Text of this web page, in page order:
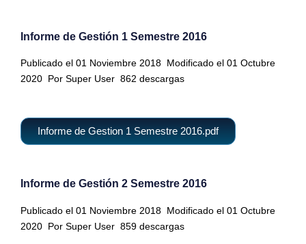
Informe de Gestión 1 Semestre 2016
Publicado el 01 Noviembre 2018 Modificado el 01 Octubre
2020 Por Super User 862 descargas
Informe de Gestion 1 Semestre 2016.pdf
Informe de Gestión 2 Semestre 2016
Publicado el 01 Noviembre 2018 Modificado el 01 Octubre
2020 Por Super User 859 descargas